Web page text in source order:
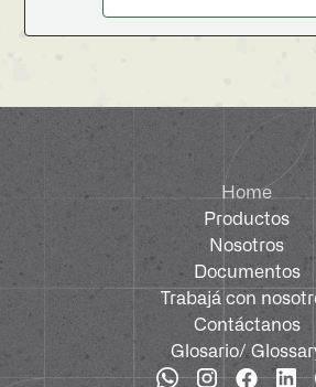
Home
Productos
Nosotros
Documentos
Trabajá con
Contáctanos
Glosario/